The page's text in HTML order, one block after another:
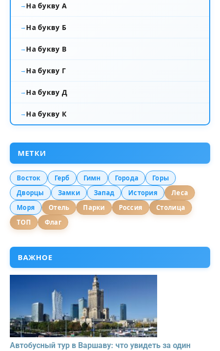
На букву А
На букву Б
На букву В
На букву Г
На букву Д
На букву К
МЕТКИ
Восток Герб Гимн Города
Горы
Дворцы
Замки Запад История
Леса
Моря
Отель Парки Россия
Столица
ТОП
Флаг
ВАЖНОЕ
Автобусный тур в Варшаву: что увидеть за один